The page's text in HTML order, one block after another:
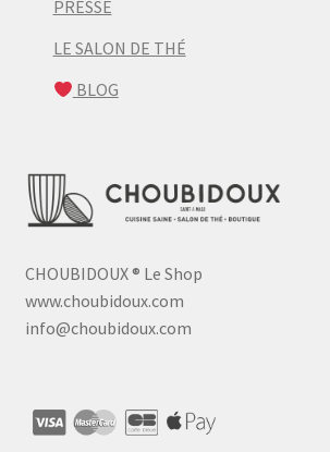
PRESSE
LE SALON DE THÉ
BLOG
CHOUBIDOUX® Le Shop
www.choubidoux.com
info@choubidoux.com